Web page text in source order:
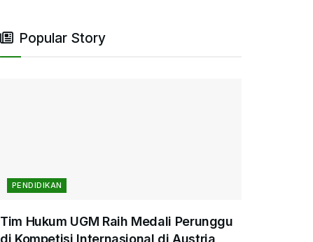
Popular Story
PENDIDIKAN
Tim Hukum UGM Raih Medali Perunggu
di Kompetisi Internasional di Austria